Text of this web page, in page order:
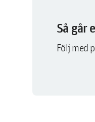
Så går
Följ med